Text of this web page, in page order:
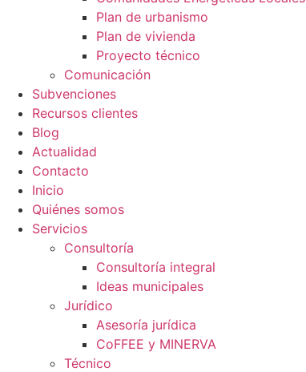
Plan de urbanismo
Plan de vivienda
Proyecto técnico
Comunicación
Subvenciones
Recursos clientes
Blog
Actualidad
Contacto
Inicio
Quiénes somos
Servicios
Consultoría
Consultoría integral
Ideas municipales
Jurídico
Asesoría jurídica
CoFFEE y MINERVA
Técnico